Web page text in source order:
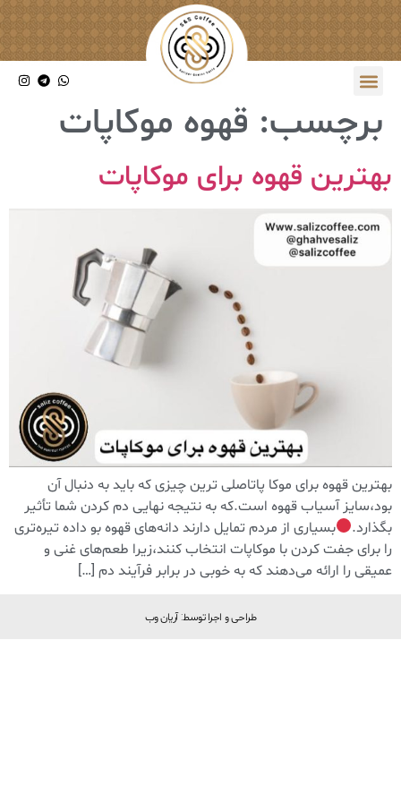
برچسب: قهوه موکاپات
بهترین قهوه برای موکاپات
بهترین قهوه برای موکا پاتاصلی ترین چیزی که باید به دنبال آن
بود،سایز آسیاب قهوه است.که به نتیجه نهایی دم کردن شما تأثیر
بگذارد.
بسیاری از مردم تمایل دارند دانه‌های قهوه بو داده تیره‌تری
را برای جفت کردن با موکاپات انتخاب کنند،زیرا طعم‌های غنی و
عمیقی را ارائه می‌دهند که به خوبی در برابر فرآیند دم […]
طراحی و اجرا توسط: آریان وب